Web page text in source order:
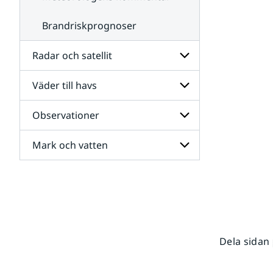
Brandriskprognoser
Radar och satellit
Undersidor
för
Radar
och
satellit
Väder till havs
Undersidor
för
Väder
till
havs
Observationer
Undersidor
för
Mark och vatten
Dela sidan